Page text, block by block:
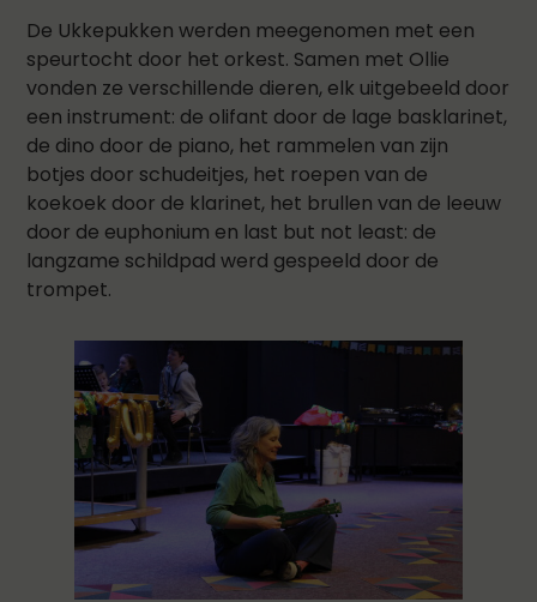
De Ukkepukken werden meegenomen met een
speurtocht door het orkest. Samen met Ollie
vonden ze verschillende dieren, elk uitgebeeld door
een instrument: de olifant door de lage basklarinet,
de dino door de piano, het rammelen van zijn
botjes door schudeitjes, het roepen van de
koekoek door de klarinet, het brullen van de leeuw
door de euphonium en last but not least: de
langzame schildpad werd gespeeld door de
trompet.